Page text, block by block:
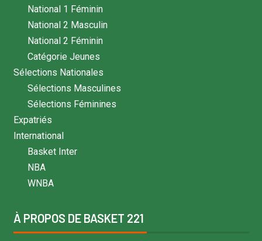
National 1 Féminin
National 2 Masculin
National 2 Féminin
Catégorie Jeunes
Sélections Nationales
Sélections Masculines
Sélections Féminines
Expatriés
International
Basket Inter
NBA
WNBA
À PROPOS DE BASKET 221